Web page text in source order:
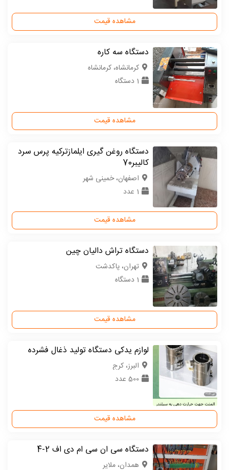
مشاهده قیمت
دستگاه سه کاره
كرمانشاه، کرمانشاه
1 دستگاه
مشاهده قیمت
دستگاه روغن گیری ایلمازترکیه پرس سرد
کالیبر70
اصفهان، خمینی شهر
1 عدد
مشاهده قیمت
دستگاه تراش دالیان چین
تهران، پاکدشت
1 دستگاه
مشاهده قیمت
لوازم یدکی دستگاه تولید ذغال فشرده
البرز، کرج
500 عدد
مشاهده قیمت
دستگاه سی ان سی ام دی اف 2-4
همدان، ملایر